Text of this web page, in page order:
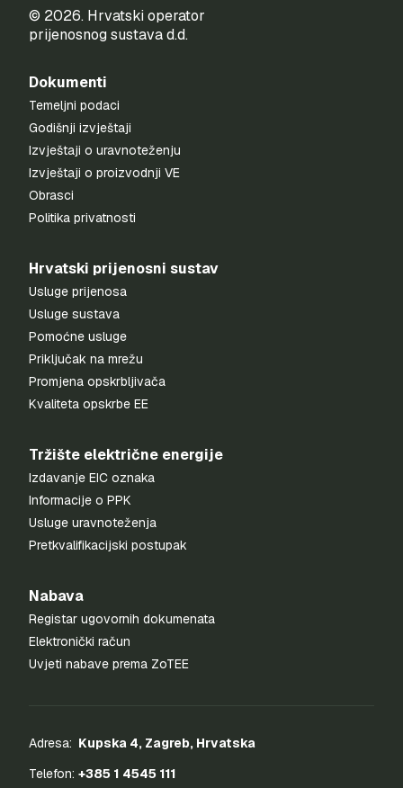
© 2026. Hrvatski operator
prijenosnog sustava d.d.
Dokumenti
Temeljni podaci
Godišnji izvještaji
Izvještaji o uravnoteženju
Izvještaji o proizvodnji VE
Obrasci
Politika privatnosti
Hrvatski prijenosni sustav
Usluge prijenosa
Usluge sustava
Pomoćne usluge
Priključak na mrežu
Promjena opskrbljivača
Kvaliteta opskrbe EE
Tržište električne energije
Izdavanje EIC oznaka
Informacije o PPK
Usluge uravnoteženja
Pretkvalifikacijski postupak
Nabava
Registar ugovornih dokumenata
Elektronički račun
Uvjeti nabave prema ZoTEE
Adresa: Kupska 4, Zagreb, Hrvatska
Telefon: +385 1 4545 111